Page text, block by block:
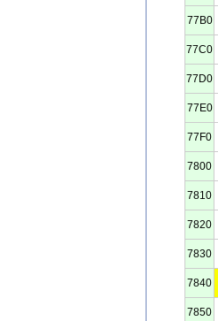
77B0
77C0
77D0
77E0
77F0
7800
7810
7820
7830
7840
7850